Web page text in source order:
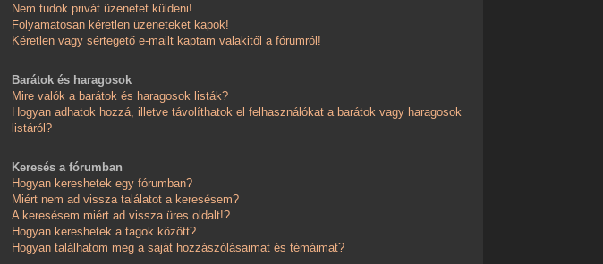
Nem tudok privát üzenetet küldeni!
Folyamatosan kéretlen üzeneteket kapok!
Kéretlen vagy sértegető e-mailt kaptam valakitől a fórumról!
Barátok és haragosok
Mire valók a barátok és haragosok listák?
Hogyan adhatok hozzá, illetve távolíthatok el felhasználókat a barátok vagy haragosok
listáról?
Keresés a fórumban
Hogyan kereshetek egy fórumban?
Miért nem ad vissza találatot a keresésem?
A keresésem miért ad vissza üres oldalt!?
Hogyan kereshetek a tagok között?
Hogyan találhatom meg a saját hozzászólásaimat és témáimat?